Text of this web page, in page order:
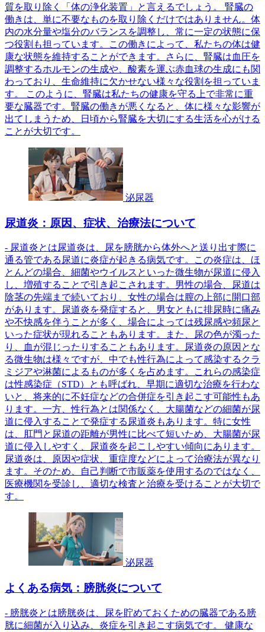
質を取り除く「体の浄化装置」と言えるでしょう。 腎臓の
働きは、単に不要なものを取り除くだけではありません。体
内の水分量や塩分のバランスを調整し、常に一定の状態に保
つ役割も担っています。この働きによって、私たちの体は健
康な状態を維持することができます。さらに、腎臓は血圧を
調整するホルモンの生成や、酸素を運ぶ赤血球の生成にも関
わっており、生命維持に欠かせない様々な役割を担っていま
す。 このように、腎臓は私たちの健康を守る上で非常に重
要な臓器です。腎臓の働きが悪くなると、体に様々な影響が
出てしまうため、日頃から腎臓を大切にする生活を心がける
ことが大切です。
泌尿器
尿道炎：原因、症状、治療法について
- 尿道炎とは尿道炎は、尿を膀胱から体外へと送り出す際に
通る管である尿道に炎症が起きる病気です。この炎症は、ほ
とんどの場合、細菌やウイルスといった微生物が尿道に侵入
し、増殖することで引き起こされます。男性の場合、尿道は
陰茎の先端まで続いており、女性の場合は膣の上部に開口部
があります。尿道炎を発症すると、男女ともに排尿時に痛み
や不快感を伴うことが多く、場合によっては残尿感や頻尿と
いった症状が現れることもあります。また、尿の色が濁った
り、血が混じったりすることもあります。尿道炎の原因とな
る微生物は様々ですが、中でも性行為によって感染するクラ
ミジアや淋菌によるものが多くを占めます。これらの感染症
は性感染症（STD）とも呼ばれ、早期に適切な治療を行わな
いと、将来的に不妊症などの合併症を引き起こす可能性もあ
ります。一方、性行為とは関係なく、大腸菌などの細菌が尿
道に侵入することで発症する尿道炎もあります。特に女性
は、肛門と尿道の距離が男性に比べて短いため、大腸菌が尿
道に侵入しやすく、尿道炎を起こしやすい傾向にあります。
尿道炎は、原因や症状、重症度などによって治療法が異なり
ます。そのため、自己判断で市販薬を使用するのではなく、
医療機関を受診し、適切な検査と治療を受けることが大切で
す。
泌尿器
よくある病気：膀胱炎について
- 膀胱炎とは膀胱炎は、尿を貯めておくための臓器である膀
胱に細菌が入り込み、炎症を引き起こす病気です。 健康な